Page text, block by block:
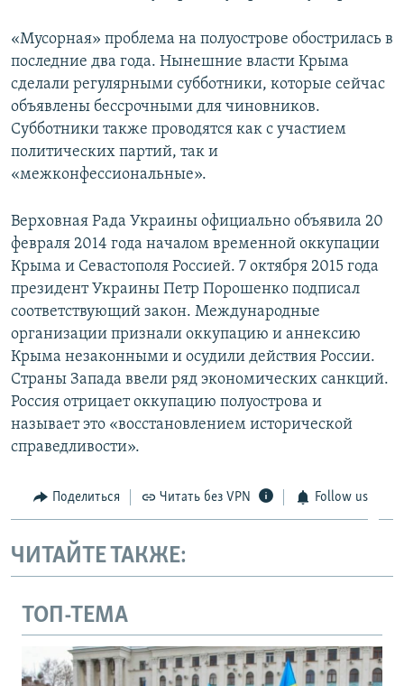
«Мусорная» проблема на полуострове обострилась в
последние два года. Нынешние власти Крыма
сделали регулярными субботники, которые сейчас
объявлены бессрочными для чиновников.
Субботники также проводятся как с участием
политических партий, так и
«межконфессиональные».
Верховная Рада Украины официально объявила 20
февраля 2014 года началом временной оккупации
Крыма и Севастополя Россией. 7 октября 2015 года
президент Украины Петр Порошенко подписал
соответствующий закон. Международные
организации признали оккупацию и аннексию
Крыма незаконными и осудили действия России.
Страны Запада ввели ряд экономических санкций.
Россия отрицает оккупацию полуострова и
называет это «восстановлением исторической
справедливости».
Поделиться Читать без VPN Follow us
ЧИТАЙТЕ ТАКЖЕ:
ТОП-ТЕМА